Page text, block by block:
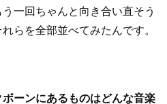
一回ちゃんと向き合い直そう
らを全部並べてみたんです。
ーンにあるものはどんな音楽